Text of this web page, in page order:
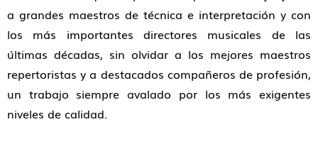
a grandes maestros de técnica e interpretación y con
los más importantes directores musicales de las
últimas décadas, sin olvidar a los mejores maestros
repertoristas y a destacados compañeros de profesión,
un trabajo siempre avalado por los más exigentes
niveles de calidad.